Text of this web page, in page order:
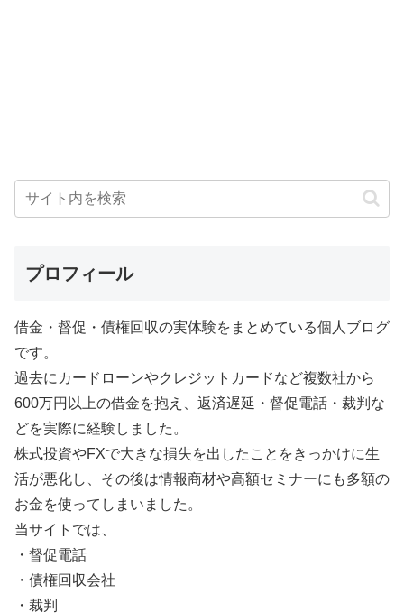
プロフィール
借金・督促・債権回収の実体験をまとめている個人ブログ
です。
過去にカードローンやクレジットカードなど複数社から
600万円以上の借金を抱え、返済遅延・督促電話・裁判な
どを実際に経験しました。
株式投資やFXで大きな損失を出したことをきっかけに生
活が悪化し、その後は情報商材や高額セミナーにも多額の
お金を使ってしまいました。
当サイトでは、
・督促電話
・債権回収会社
・裁判